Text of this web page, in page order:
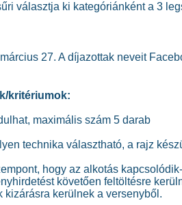
választja ki kategóriánként a 3
27. A díjazottak neveit
kritériumok:
maximális szám 5 darab
technika választható, a rajz
hogy az alkotás
követően feltöltésre
kizárásra kerülnek a versenyből.